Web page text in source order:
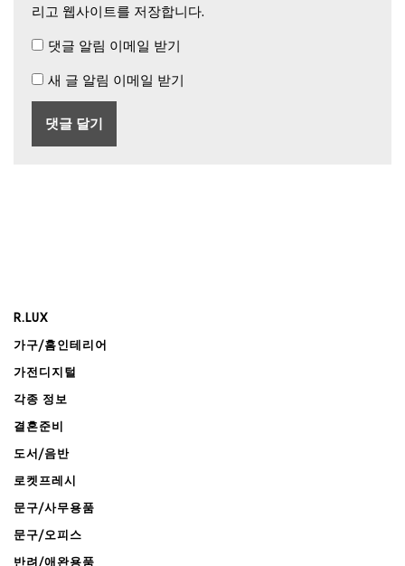
리고 웹사이트를 저장합니다.
댓글 알림 이메일 받기
새 글 알림 이메일 받기
R.LUX
가구/홈인테리어
가전디지털
각종 정보
결혼준비
도서/음반
로켓프레시
문구/사무용품
문구/오피스
반려/애완용품